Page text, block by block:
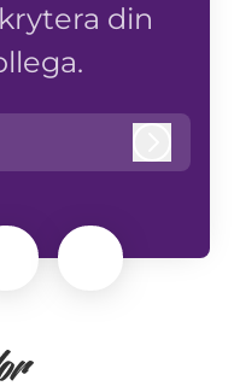
din